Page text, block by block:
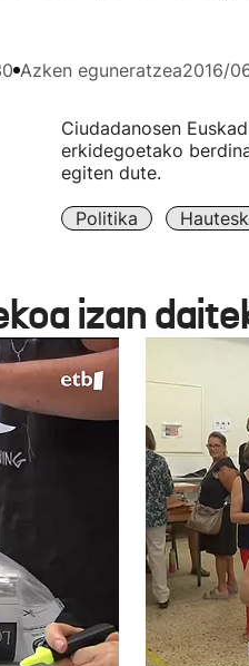
Azken eguneratzea2016/
Ciudadanosen
erkidegoetako
egiten dute.
Politika
izan